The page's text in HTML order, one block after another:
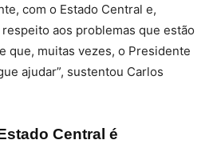
com o Estado Central e,
aos problemas que estão
que, muitas vezes, o Presidente
ajudar”, sustentou Carlos
Central é